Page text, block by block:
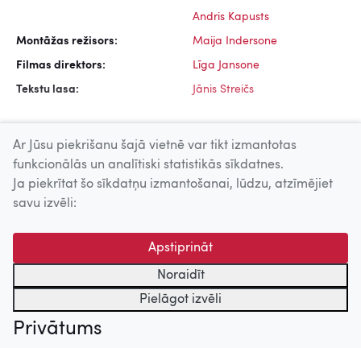
Andris Kapusts
Montāžas režisors: Maija Indersone
Filmas direktors: Līga Jansone
Tekstu lasa: Jānis Streičs
Uz augšu
© 2026 Nacionālais Kino centrs, Kultūras informācijas sistēmu
centrs. Sadarbības partneris: Latvijas Valsts
kinofotofonodokumentu arhīvs.
Ar Jūsu piekrišanu šajā vietnē var tikt izmantotas
funkcionālās un analītiski statistikās sīkdatnes.
Ja piekrītat šo sīkdatņu izmantošanai, lūdzu, atzīmējiet
savu izvēli:
Apstiprināt
Noraidīt
Pielāgot izvēli
Privātums